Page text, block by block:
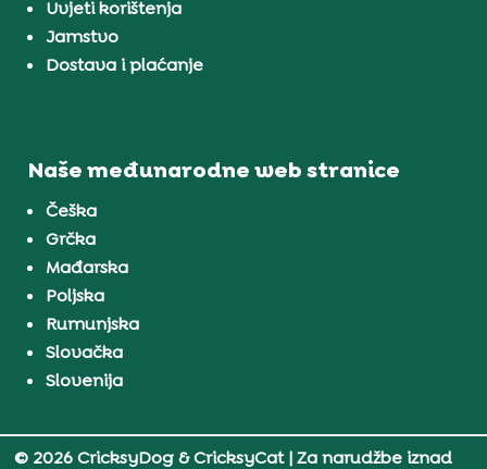
Uvjeti korištenja
Jamstvo
Dostava i plaćanje
Naše međunarodne web stranice
Češka
Grčka
Mađarska
Poljska
Rumunjska
Slovačka
Slovenija
© 2026 CricksyDog & CricksyCat| Za narudžbe iznad